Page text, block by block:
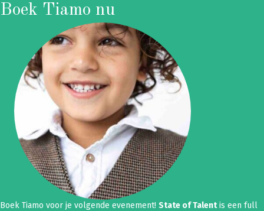
Boek Tiamo nu
Boek Tiamo voor je volgende evenement! State of Talentis een full